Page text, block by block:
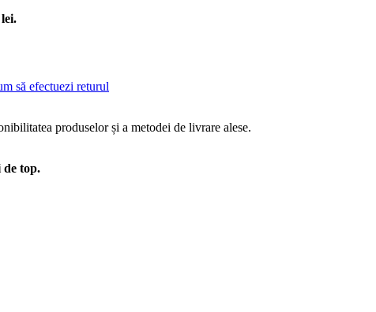
să efectuezi returul
produselor și a metodei de livrare alese.
de top.